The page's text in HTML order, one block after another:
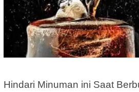
Hindari Minuman ini Saat